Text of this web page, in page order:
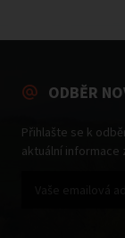
ODBĚR
Přihlašte se k
aktuální informace